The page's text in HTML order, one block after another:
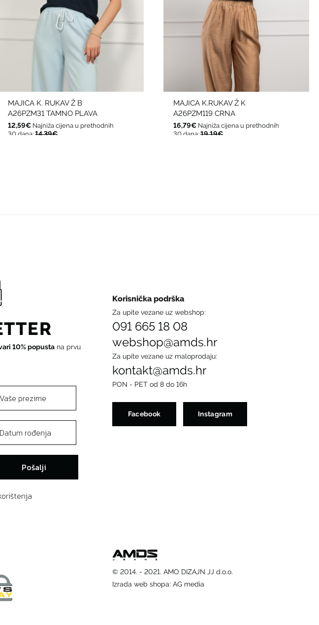
MAJICA K. RUKAV Ž B
A26PZM31 TAMNO PLAVA
12,59€ Najniža cijena u prethodnih
30 dana: 14,39€
MAJICA K.RUKAV Ž K
A26PZM119 CRNA
16,79€ Najniža cijena u prethodnih
30 dana: 19,19€
10% popustana prvu
Pošalji
Korisnička podrška
Za upite vezane uz webshop:
091 665 18 08
webshop@amds.hr
Za upite vezane uz maloprodaju:
kontakt@amds.hr
PON - PET od 8 do 16h
Facebook Instagram
© 2014. - 2021. AMO DIZAJN JJ d.o.o.
Izrada web shopa: AG media